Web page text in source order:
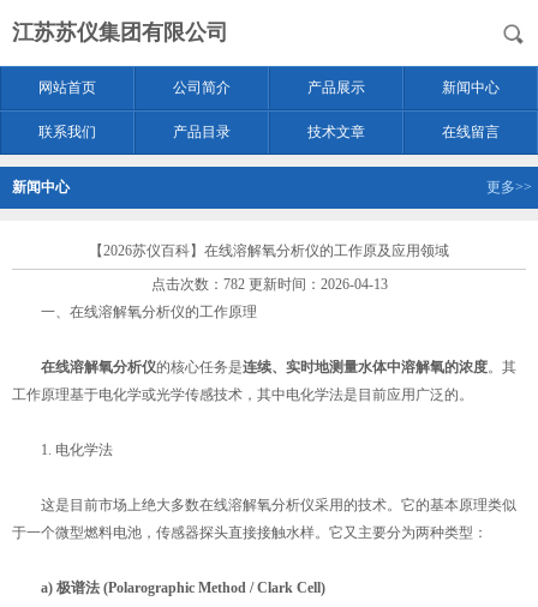
江苏苏仪集团有限公司
网站首页 公司简介 产品展示 新闻中心
联系我们 产品目录 技术文章 在线留言
新闻中心 更多>>
【2026苏仪百科】在线溶解氧分析仪的工作原及应用领域
点击次数：782 更新时间：2026-04-13
一、在线溶解氧分析仪的工作原理
在线溶解氧分析仪的核心任务是连续、实时地测量水体中溶解氧的浓度。其
工作原理基于电化学或光学传感技术，其中电化学法是目前应用广泛的。
1. 电化学法
这是目前市场上绝大多数在线溶解氧分析仪采用的技术。它的基本原理类似
于一个微型燃料电池，传感器探头直接接触水样。它又主要分为两种类型：
a) 极谱法 (Polarographic Method / Clark Cell)